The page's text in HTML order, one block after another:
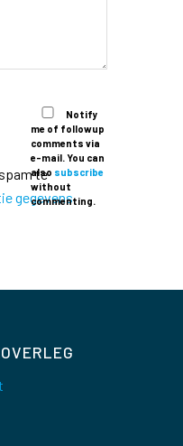
Notify
me of followup
comments via
e-mail. You can
also subscribe
without
commenting.
te
gegevens